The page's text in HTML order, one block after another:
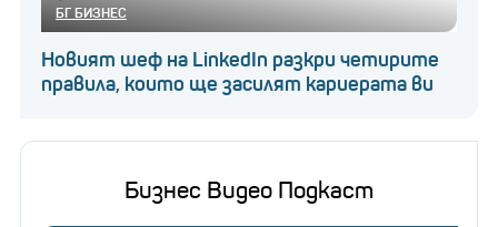
БГ БИЗНЕС
Новият шеф на LinkedIn разкри четирите
правила, които ще засилят кариерата ви
Бизнес Видео Подкаст